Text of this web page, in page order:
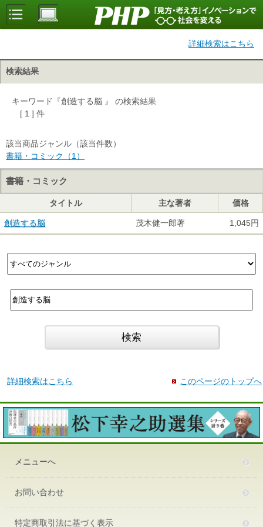
詳細検索はこちら
検索結果
キーワード『創造する脳 』 の検索結果
[ 1 ] 件
該当商品ジャンル（該当件数）
書籍・コミック（1）
書籍・コミック
タイトル 主な著者 価格
創造する脳 茂木健一郎著 1,045円
詳細検索はこちら このページのトップへ
メニューへ
お問い合わせ
特定商取引法に基づく表示